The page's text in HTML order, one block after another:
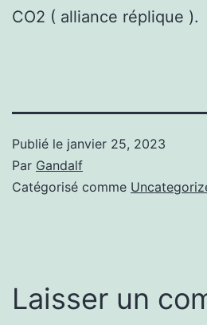
CO2 ( alliance réplique ).
Publié le janvier 25, 2023
Par Gandalf
Catégorisé comme
Laisser un